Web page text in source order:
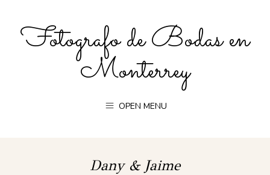
Fotografo de Bodas en
Monterrey
OPEN MENU
Dany & Jaime